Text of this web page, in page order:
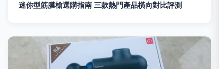
迷你型筋膜槍選購指南 三款熱門產品橫向對比評測